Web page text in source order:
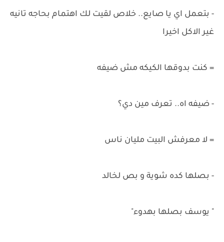
- بتعمل اي يا صايع.. خلاص لقيت لك اهتمام بحاجه تانيه
غير الاكل اخيرا
= كنت بدوقها الكيكه مش ضيفه
- ضيفه اه.. تعرف مين دي؟
= لا معرفش البيت مليان ناس
- بصلها كده شوية و بص لخالد
" يوسف بصلها بهدوء"